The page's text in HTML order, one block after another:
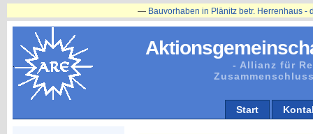
- Allianz für
Start
Bauvorhaben in Plänitz betr. Herrenhaus - die